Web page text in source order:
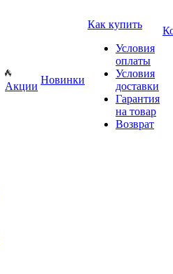
Акции
Новинки
Как купить
Условия
оплаты
Условия
доставки
Гарантия
на товар
Возврат